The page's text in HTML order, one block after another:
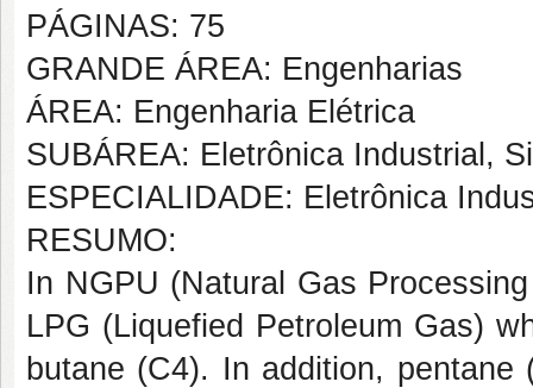
PÁGINAS: 75
GRANDE ÁREA: Engenharias
ÁREA: Engenharia Elétrica
SUBÁREA: Eletrônica Industrial,
ESPECIALIDADE: Eletrônica
RESUMO:
In NGPU (Natural Gas
LPG (Liquefied Petroleum Gas)
butane (C4). In addition,